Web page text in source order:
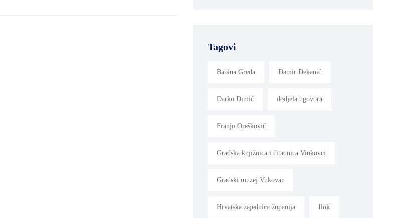
Tagovi
Babina Greda Damir Dekanić
Darko Dimić dodjela ugovora
Franjo Orešković
Gradska knjižnica i čitaonica Vinkovci
Gradski muzej Vukovar
Hrvatska zajednica županija Ilok